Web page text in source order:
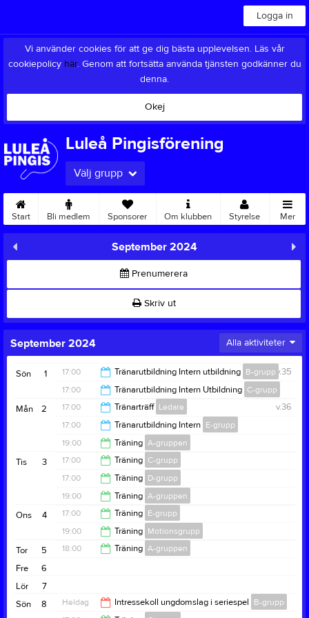
Logga in
Vi använder cookies för att ge dig bästa upplevelsen. Läs vår
cookiepolicy här. Genom att fortsätta använda tjänsten godkänner du
denna.
Okej
Luleå Pingisförening
Välj grupp
Start Bli medlem Sponsorer Om klubben Styrelse Mer
September 2024
Prenumerera
Skriv ut
September 2024 Alla aktiviteter
1
Sön v.35
17:00 Tränarutbildning Intern utbildning B-grupp
19:00
17:00 Tränarutbildning Intern Utbildning C-grupp
19:00
2
Mån v.36
17:00 Tränarträff Ledare
19:00
17:00 Tränarutbildning Intern E-grupp
19:00
19:00 Träning A-gruppen
20:30
3
Tis 17:00 Träning C-grupp
18:00
17:00 Träning D-grupp
18:00
19:00 Träning A-gruppen
20:30
4
Ons 17:00 Träning E-grupp
18:00
19:00 Träning Motionsgrupp
5
Tor 18:00 Träning A-gruppen
6
Fre
7
Lör
8
Sön Heldag Intressekoll ungdomslag i seriespel B-grupp